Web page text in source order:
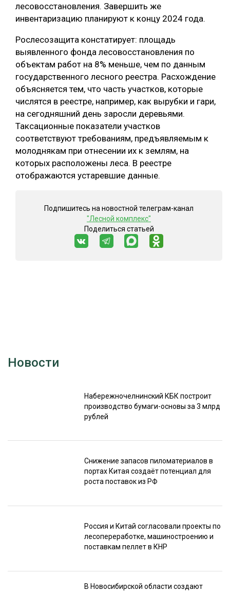
лесовосстановления. Завершить же
инвентаризацию планируют к концу 2024 года.
Рослесозащита констатирует: площадь
выявленного фонда лесовосстановления по
объектам работ на 8% меньше, чем по данным
государственного лесного реестра. Расхождение
объясняется тем, что часть участков, которые
числятся в реестре, например, как вырубки и гари,
на сегодняшний день заросли деревьями.
Таксационные показатели участков
соответствуют требованиям, предъявляемым к
молоднякам при отнесении их к землям, на
которых расположены леса. В реестре
отображаются устаревшие данные.
Подпишитесь на новостной телеграм-канал
"Лесной комплекс"
Поделиться статьей
Новости
Набережночелнинский КБК построит
производство бумаги-основы за 3 млрд
рублей
Снижение запасов пиломатериалов в
портах Китая создаёт потенциал для
роста поставок из РФ
Россия и Китай согласовали проекты по
лесопереработке, машиностроению и
поставкам пеллет в КНР
В Новосибирской области создают